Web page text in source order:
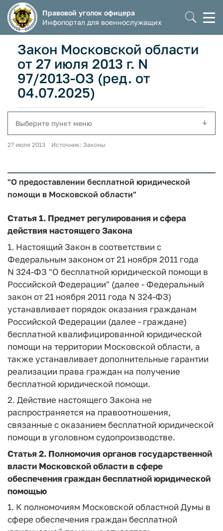
Правовой уголок офицера
Инфопортал для военнослужащих
Закон Московской области
от 27 июля 2013 г. N
97/2013-ОЗ (ред. от
04.07.2025)
Выберите пункт меню
27 июля 2013 Источник: Законы
"О предоставлении бесплатной юридической
помощи в Московской области"
Статья 1. Предмет регулирования и сфера
действия настоящего Закона
1. Настоящий Закон в соответствии с
Федеральным законом от 21 ноября 2011 года
N 324-ФЗ "О бесплатной юридической помощи в
Российской Федерации" (далее - Федеральный
закон от 21 ноября 2011 года N 324-ФЗ)
устанавливает порядок оказания гражданам
Российской Федерации (далее - граждане)
бесплатной квалифицированной юридической
помощи на территории Московской области, а
также устанавливает дополнительные гарантии
реализации права граждан на получение
бесплатной юридической помощи.
2. Действие настоящего Закона не
распространяется на правоотношения,
связанные с оказанием бесплатной юридической
помощи в уголовном судопроизводстве.
Статья 2. Полномочия органов государственной
власти Московской области в сфере
обеспечения граждан бесплатной юридической
помощью
1. К полномочиям Московской областной Думы в
сфере обеспечения граждан бесплатной